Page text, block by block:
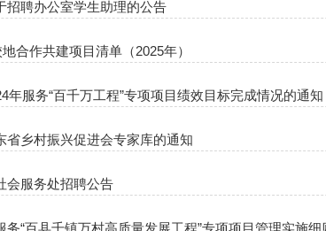
招聘办公室学生助理的公告
合作共建项目清单（2025年）
年服务“百千万工程”专项项目绩效目标完成情况的通知
省乡村振兴促进会专家库的通知
会服务处招聘公告
“百县千镇万村高质量发展工程”专项项目管理实施细